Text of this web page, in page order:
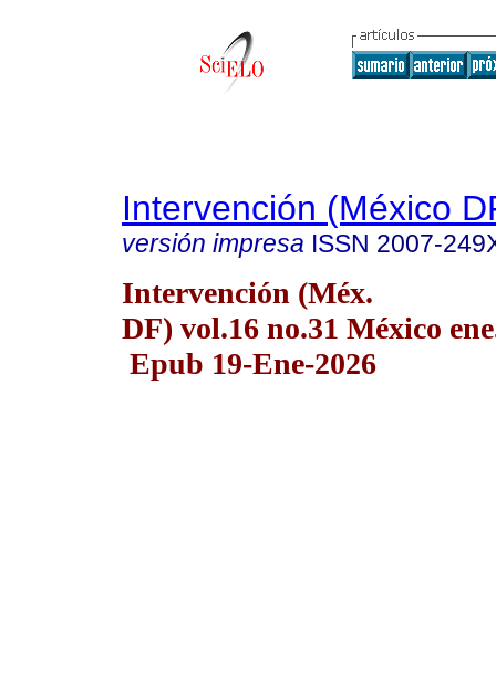
Intervención (México
versión impresa ISSN 2007-
Intervención (Méx.
DF) vol.16 no.31 México
Epub 19-Ene-2026